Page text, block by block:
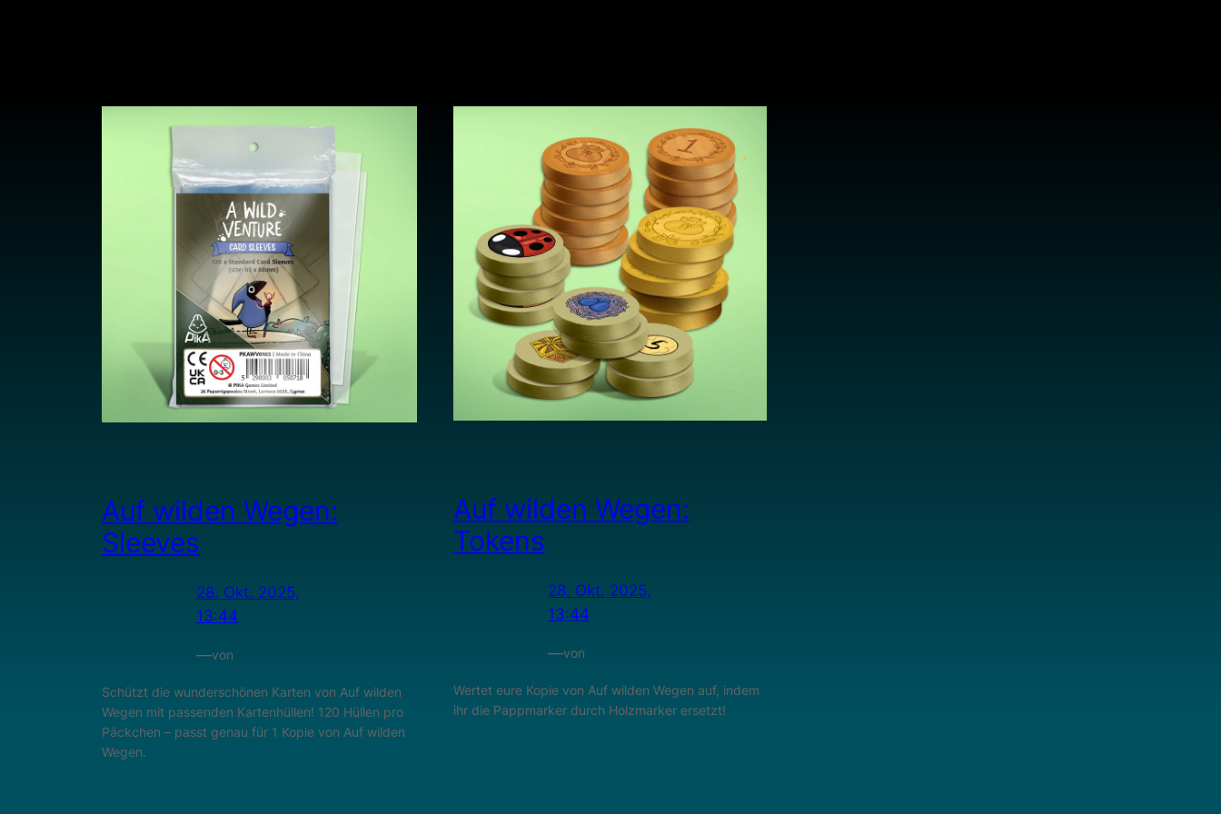
Auf wilden Wegen:
Sleeves
28. Okt. 2025,
13:44
—von
Schützt die wunderschönen Karten von Auf wilden
Wegen mit passenden Kartenhüllen! 120 Hüllen pro
Päckchen – passt genau für 1 Kopie von Auf wilden
Wegen.
Auf wilden Wegen:
Tokens
28. Okt. 2025,
13:44
—von
Wertet eure Kopie von Auf wilden Wegen auf, indem
ihr die Pappmarker durch Holzmarker ersetzt!